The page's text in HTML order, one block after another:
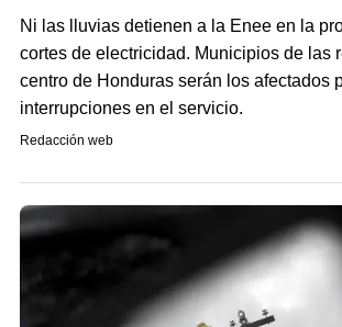
Ni las lluvias detienen a la Enee en la
cortes de electricidad. Municipios de las
centro de Honduras serán los afectados
interrupciones en el servicio.
Redacción web